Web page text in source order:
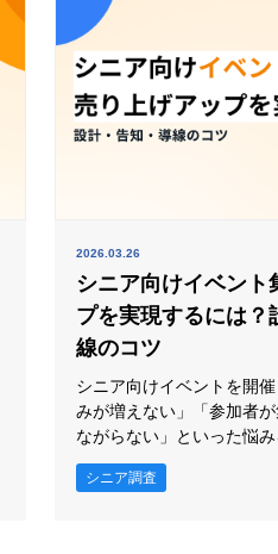
2026.03.26
シニア向けイベント
プを実現するには？
線のコツ
シニア向けイベントを開
みが増えない」「参加者
ながらない」といった悩
くありません。 またシニア向けイベントでは、
興味を持ってもらうことと
シニア調査